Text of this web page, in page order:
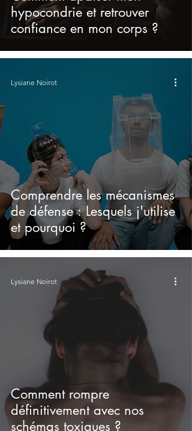
hypocondrie et retrouver
confiance en mon corps ?
Comprendre les mécanismes
de défense : Lesquels j'utilise
et pourquoi ?
Lysiane Noirot
Comment rompre
définitivement avec nos
schémas toxiques ?
Lysiane Noirot